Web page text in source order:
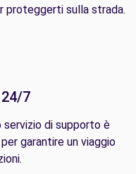
proteggerti sulla strada.
7
di supporto è
garantire un viaggio